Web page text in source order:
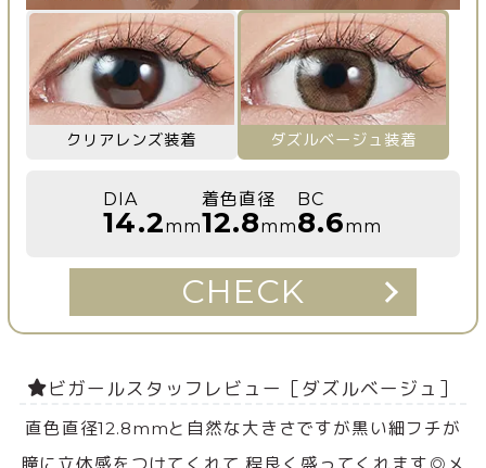
クリアレンズ装着 ダズルベージュ装着
DIA
14.2mm
着色直径
12.8mm
BC
8.6mm
CHECK
ビガールスタッフレビュー［ダズルベージュ］
直色直径12.8mmと自然な大きさですが黒い細フチが
瞳に立体感をつけてくれて 程良く盛ってくれます◎メ